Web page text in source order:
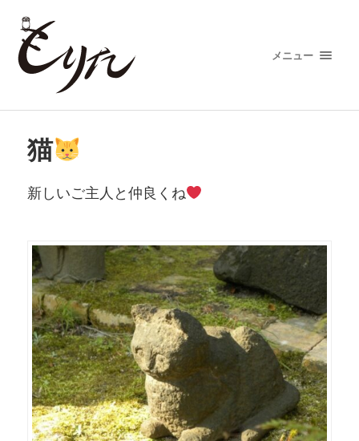
メニュー
猫
新しいご主人と仲良くね